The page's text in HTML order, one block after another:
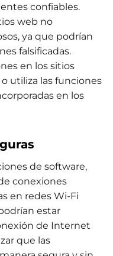
confiables.
web no
ya que podrían
falsificadas.
en los sitios
utiliza las funciones
en los
de software,
conexiones
en redes Wi-Fi
estar
de Internet
que las